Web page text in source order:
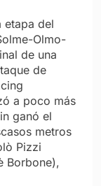
etapa del
Olmo-
de una
de
a poco más
ganó el
metros
Pizzi
Borbone),